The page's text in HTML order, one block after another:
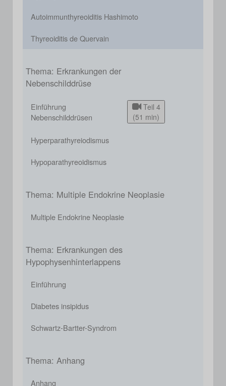
Autoimmunthyreoiditis Hashimoto
Thyreoiditis de Quervain
Thema: Erkrankungen der
Nebenschilddrüse
Einführung
Nebenschilddrüsen
Teil 4
(51 min)
Hyperparathyreiodismus
Hypoparathyreoidismus
Thema: Multiple Endokrine Neoplasie
Multiple Endokrine Neoplasie
Thema: Erkrankungen des
Hypophysenhinterlappens
Einführung
Diabetes insipidus
Schwartz-Bartter-Syndrom
Thema: Anhang
Anhang